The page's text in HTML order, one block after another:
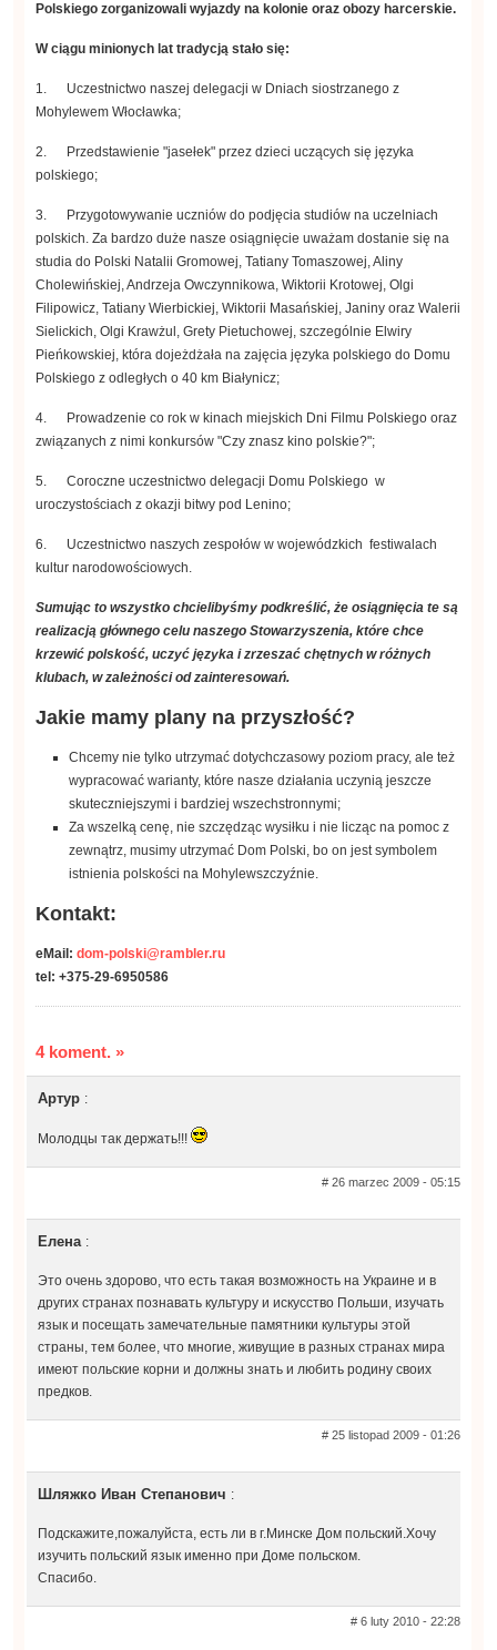
Polskiego zorganizowali wyjazdy na kolonie oraz obozy harcerskie.
W ciągu minionych lat tradycją stało się:
1. Uczestnictwo naszej delegacji w Dniach siostrzanego z
Mohylewem Włocławka;
2. Przedstawienie "jasełek" przez dzieci uczących się języka
polskiego;
3. Przygotowywanie uczniów do podjęcia studiów na uczelniach
polskich. Za bardzo duże nasze osiągnięcie uważam dostanie się na
studia do Polski Natalii Gromowej, Tatiany Tomaszowej, Aliny
Cholewińskiej, Andrzeja Owczynnikowa, Wiktorii Krotowej, Olgi
Filipowicz, Tatiany Wierbickiej, Wiktorii Masańskiej, Janiny oraz Walerii
Sielickich, Olgi Krawżul, Grety Pietuchowej, szczególnie Elwiry
Pieńkowskiej, która dojeżdżała na zajęcia języka polskiego do Domu
Polskiego z odległych o 40 km Białynicz;
4. Prowadzenie co rok w kinach miejskich Dni Filmu Polskiego oraz
związanych z nimi konkursów "Czy znasz kino polskie?";
5. Coroczne uczestnictwo delegacji Domu Polskiego w
uroczystościach z okazji bitwy pod Lenino;
6. Uczestnictwo naszych zespołów w wojewódzkich festiwalach
kultur narodowościowych.
Sumując to wszystko chcielibyśmy podkreślić, że osiągnięcia te są
realizacją głównego celu naszego Stowarzyszenia, które chce
krzewić polskość, uczyć języka i zrzeszać chętnych w różnych
klubach, w zależności od zainteresowań.
Jakie mamy plany na przyszłość?
Chcemy nie tylko utrzymać dotychczasowy poziom pracy, ale też
wypracować warianty, które nasze działania uczynią jeszcze
skuteczniejszymi i bardziej wszechstronnymi;
Za wszelką cenę, nie szczędząc wysiłku i nie licząc na pomoc z
zewnątrz, musimy utrzymać Dom Polski, bo on jest symbolem
istnienia polskości na Mohylewszczyźnie.
Kontakt:
eMail:dom-polski@rambler.ru
tel: +375-29-6950586
4 koment.»
Артур :
Молодцы так держать!!!
# 26 marzec 2009 - 05:15
Елена :
Это очень здорово, что есть такая возможность на Украине и в
других странах познавать культуру и искусство Польши, изучать
язык и посещать замечательные памятники культуры этой
страны, тем более, что многие, живущие в разных странах мира
имеют польские корни и должны знать и любить родину своих
предков.
# 25 listopad 2009 - 01:26
Шляжко Иван Степанович :
Подскажите,пожалуйста, есть ли в г.Минске Дом польский.Хочу
изучить польский язык именно при Доме польском.
Спасибо.
# 6 luty 2010 - 22:28